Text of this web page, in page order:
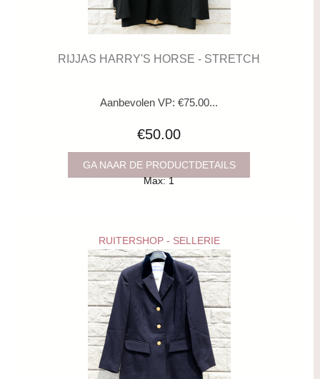
RIJJAS HARRY'S HORSE - STRETCH
Aanbevolen VP: €75.00...
€50.00
GA NAAR DE PRODUCTDETAILS
Max: 1
RUITERSHOP - SELLERIE